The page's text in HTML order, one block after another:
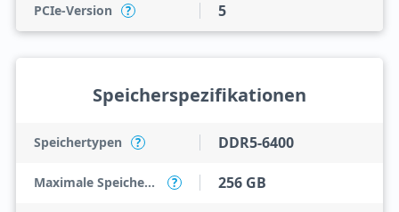
PCIe-Version ? 5
Speicherspezifikationen
Speichertypen ? DDR5-6400
Maximale Speichergröße ? 256 GB